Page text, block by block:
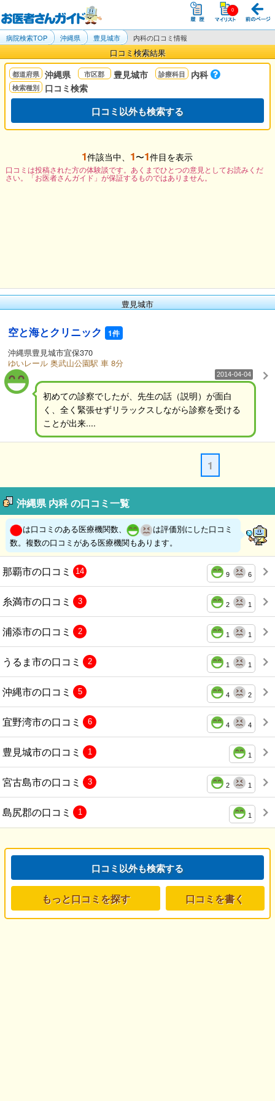
病院検索TOP 沖縄県 豊見城市 内科の口コミ情報
口コミ検索結果
沖縄県 豊見城市
内科
口コミ検索
口コミ以外も検索する
1件該当中、 1〜1件目を表示
口コミは投稿された方の体験談です。あくまでひとつの意見としてお読みくだ
さい。「お医者さんガイド」が保証するものではありません。
豊見城市
空と海とクリニック 1件
沖縄県豊見城市宜保370
ゆいレール 奥武山公園駅 車 8分
2014-04-04
初めての診察でしたが、先生の話（説明）が面白
く、全く緊張せずリラックスしながら診察を受ける
ことが出来....
1
沖縄県 内科 の口コミ一覧
は口コミのある医療機関数、
は評価別にした口コミ
数。複数の口コミがある医療機関もあります。
那覇市の口コミ 9 6
14
糸満市の口コミ 2 1
3
浦添市の口コミ 1 1
2
うるま市の口コミ 1 1
2
沖縄市の口コミ 4 2
5
宜野湾市の口コミ 4 4
6
豊見城市の口コミ 1
1
宮古島市の口コミ 2 1
3
島尻郡の口コミ 1
1
口コミ以外も検索する
もっと口コミを探す 口コミを書く